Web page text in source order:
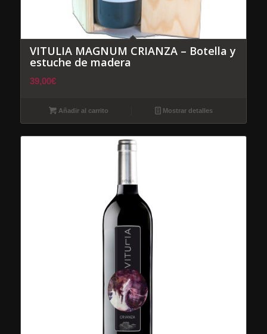
VITULIA MAGNUM CRIANZA – Botella y
estuche de madera
39,00€
Añadir al carrito Mostrar detalles